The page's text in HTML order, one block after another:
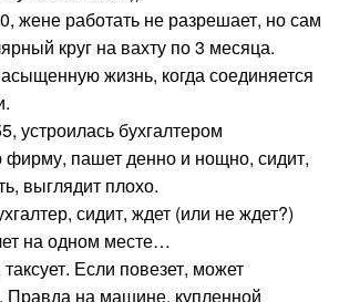
жене работать не разрешает, но сам
круг на вахту по 3 месяца.
жизнь, когда соединяется
устроилась бухгалтером
фирму, пашет денно и нощно, сидит,
выглядит плохо.
сидит, ждет (или не ждет?)
на одном месте…
Если повезет, может
Правда на машине, купленной